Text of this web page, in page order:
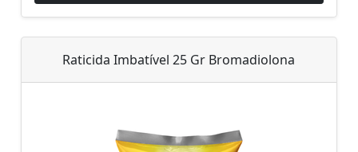
Raticida Imbatível 25 Gr Bromadiolona